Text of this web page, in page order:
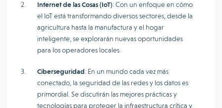
Internet de las Cosas (IoT): Con un enfoque en cómo
el IoT está transformando diversos sectores, desde la
agricultura hasta la manufactura y el hogar
inteligente, se explorarán nuevas oportunidades
para los operadores locales.
Ciberseguridad: En un mundo cada vez más
conectado, la seguridad de las redes y los datos es
primordial. Se discutirán las mejores prácticas y
tecnologías para proteger la infraestructura crítica y